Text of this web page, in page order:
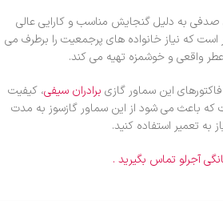
صدفی به دلیل گنجایش مناسب و کارایی عالی
است که نیاز خانواده های پرجمعیت را برطرف می
واقعی و خوشمزه تهیه می کند.
این سماور گازی برادران سیفی، کیفیت
باعث می شود از این سماور گازسوز به مدت
تعمیر استفاده کنید.
آجرلو تماس بگیرید .